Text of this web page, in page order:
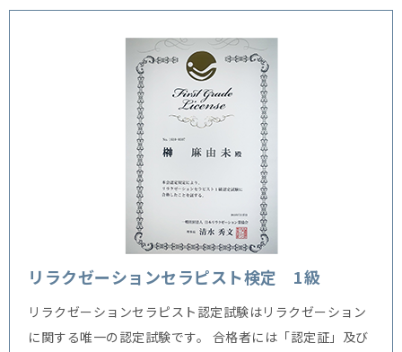
リラクゼーションセラピスト検定 1級
リラクゼーションセラピスト認定試験はリラクゼーション
に関する唯一の認定試験です。
合格者には「認定証」及び